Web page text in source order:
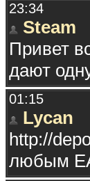
23:34
Steam
Привет
дают
01:15
Lycan
http://
любым